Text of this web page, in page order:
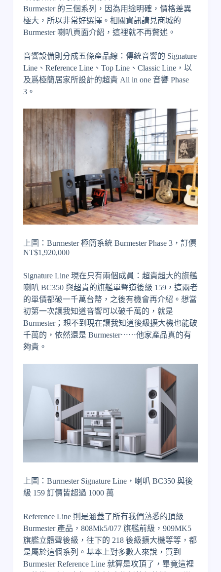
Burmester 的三個系列，因為用途明確，價格差異
極大，所以非常好選擇。相關資訊請見商城的
Burmester 喇叭頁面介紹，這裡就不再贅述。
音響設備則分成五條產品線：傳統音響的 Signature
Line、Reference Line、Top Line、Classic Line，以
及爲極簡居家所設計的超貴 All in one 音響 Phase
3。
上圖：Burmester 極簡系統 Burmester Phase 3，訂價
NT$1,920,000
Signature Line 現在只有兩個成員：超貴超大的旗艦
喇叭 BC350 與超貴的旗艦單聲道後級 159，這兩者
的單價都破一千萬台幣，之後有機會再介紹。想當
初第一次讓我知道音響可以破千萬的，就是
Burmester；想不到現在讓我知道後級擴大機也能破
千萬的，依然還是 Burmester⋯⋯他家產品真的有
夠貴。
上圖：Burmester Signature Line，喇叭 BC350 與後
級 159 訂價皆超過 1000 萬
Reference Line 則是涵蓋了所有我們熟悉的頂級
Burmester 產品，808Mk5/077 旗艦前級，909MK5
旗艦立體聲後級，往下的 218 後級擴大機等等，都
是屬於這個系列。基本上對多數人來說，買到
Burmester Reference Line 就算是攻頂了，畢竟這裡